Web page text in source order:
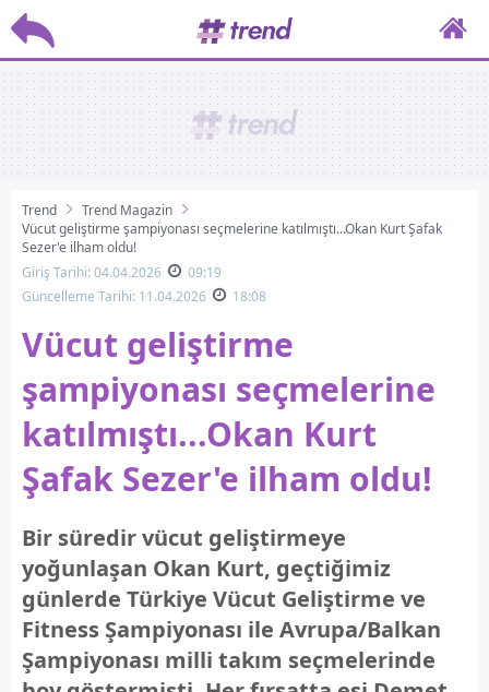
Trend
Trend Magazin
Vücut geliştirme şampiyonası seçmelerine katılmıştı...Okan Kurt Şafak
Sezer'e ilham oldu!
Giriş Tarihi: 04.04.2026
09:19
Güncelleme Tarihi: 11.04.2026
18:08
Vücut geliştirme
şampiyonası seçmelerine
katılmıştı...Okan Kurt
Şafak Sezer'e ilham oldu!
Bir süredir vücut geliştirmeye
yoğunlaşan Okan Kurt, geçtiğimiz
günlerde Türkiye Vücut Geliştirme ve
Fitness Şampiyonası ile Avrupa/Balkan
Şampiyonası milli takım seçmelerinde